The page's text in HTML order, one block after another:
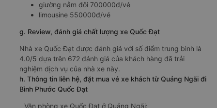
giường nằm đôi 700000đ/vé
limousine 550000đ/vé
g. Review, đánh giá chất lượng xe Quốc Đạt
Nhà xe Quốc Đạt được đánh giá với số điểm trung bình là
4.0/5 dựa trên 672 đánh giá của khách hàng đã trải
nghiệm dịch vụ của nhà xe này.
h. Thông tin liên hệ, đặt mua vé xe khách từ Quảng Ngãi đi
Bình Phước Quốc Đạt
Văn phòng xe Quốc Đạt ở Quảng Ngãi: